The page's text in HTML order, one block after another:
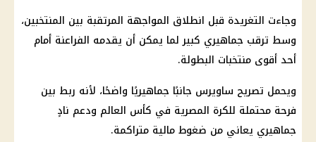
وجاءت التغريدة قبل انطلاق المواجهة المرتقبة بين المنتخبين،
وسط ترقب جماهيري كبير لما يمكن أن يقدمه الفراعنة أمام
أحد أقوى منتخبات البطولة.
ويحمل تصريح ساويرس جانبًا جماهيريًا واضحًا، لأنه ربط بين
فرحة محتملة للكرة المصرية في كأس العالم ودعم نادٍ
جماهيري يعاني من ضغوط مالية متراكمة.